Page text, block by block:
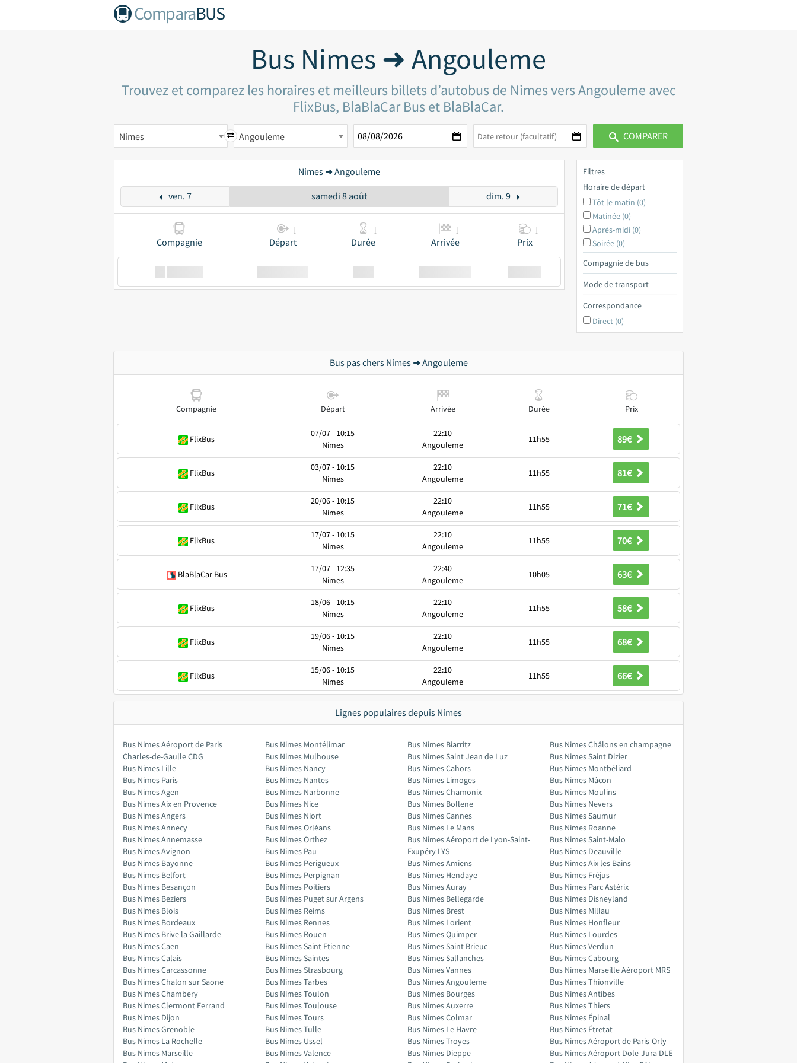
ComparaBUS
Bus Nimes ➜ Angouleme
Trouvez et comparez les horaires et meilleurs billets d’autobus de Nimes vers Angouleme avec
FlixBus, BlaBlaCar Bus et BlaBlaCar.
Nimes Angouleme COMPARER
Nimes ➜ Angouleme
ven. 7 samedi 8 août dim. 9
Compagnie Départ Durée Arrivée Prix
Filtres
Horaire de départ
Tôt le matin (0)
Matinée (0)
Après-midi (0)
Soirée (0)
Compagnie de bus
Mode de transport
Correspondance
Direct (0)
Bus pas chers Nimes ➜ Angouleme
Compagnie Départ Arrivée Durée Prix
FlixBus
07/07 - 10:15
Nimes
22:10
Angouleme
11h55 89€
FlixBus
03/07 - 10:15
Nimes
22:10
Angouleme
11h55 81€
FlixBus
20/06 - 10:15
Nimes
22:10
Angouleme
11h55 71€
FlixBus
17/07 - 10:15
Nimes
22:10
Angouleme
11h55 70€
BlaBlaCar Bus
17/07 - 12:35
Nimes
22:40
Angouleme
10h05 63€
FlixBus
18/06 - 10:15
Nimes
22:10
Angouleme
11h55 58€
FlixBus
19/06 - 10:15
Nimes
22:10
Angouleme
11h55 68€
FlixBus
15/06 - 10:15
Nimes
22:10
Angouleme
11h55 66€
Lignes populaires depuis Nimes
Bus Nimes Aéroport de Paris
Charles-de-Gaulle CDG
Bus Nimes Lille
Bus Nimes Paris
Bus Nimes Agen
Bus Nimes Aix en Provence
Bus Nimes Angers
Bus Nimes Annecy
Bus Nimes Annemasse
Bus Nimes Avignon
Bus Nimes Bayonne
Bus Nimes Belfort
Bus Nimes Besançon
Bus Nimes Beziers
Bus Nimes Blois
Bus Nimes Bordeaux
Bus Nimes Brive la Gaillarde
Bus Nimes Caen
Bus Nimes Calais
Bus Nimes Carcassonne
Bus Nimes Chalon sur Saone
Bus Nimes Chambery
Bus Nimes Clermont Ferrand
Bus Nimes Dijon
Bus Nimes Grenoble
Bus Nimes La Rochelle
Bus Nimes Marseille
Bus Nimes Montélimar
Bus Nimes Mulhouse
Bus Nimes Nancy
Bus Nimes Nantes
Bus Nimes Narbonne
Bus Nimes Nice
Bus Nimes Niort
Bus Nimes Orléans
Bus Nimes Orthez
Bus Nimes Pau
Bus Nimes Perigueux
Bus Nimes Perpignan
Bus Nimes Poitiers
Bus Nimes Puget sur Argens
Bus Nimes Reims
Bus Nimes Rennes
Bus Nimes Rouen
Bus Nimes Saint Etienne
Bus Nimes Saintes
Bus Nimes Strasbourg
Bus Nimes Tarbes
Bus Nimes Toulon
Bus Nimes Toulouse
Bus Nimes Tours
Bus Nimes Tulle
Bus Nimes Ussel
Bus Nimes Valence
Bus Nimes Biarritz
Bus Nimes Saint Jean de Luz
Bus Nimes Cahors
Bus Nimes Limoges
Bus Nimes Chamonix
Bus Nimes Bollene
Bus Nimes Cannes
Bus Nimes Le Mans
Bus Nimes Aéroport de Lyon-Saint-
Exupéry LYS
Bus Nimes Amiens
Bus Nimes Hendaye
Bus Nimes Auray
Bus Nimes Bellegarde
Bus Nimes Brest
Bus Nimes Lorient
Bus Nimes Quimper
Bus Nimes Saint Brieuc
Bus Nimes Sallanches
Bus Nimes Vannes
Bus Nimes Angouleme
Bus Nimes Bourges
Bus Nimes Auxerre
Bus Nimes Colmar
Bus Nimes Le Havre
Bus Nimes Troyes
Bus Nimes Dieppe
Bus Nimes Châlons en champagne
Bus Nimes Saint Dizier
Bus Nimes Montbéliard
Bus Nimes Mâcon
Bus Nimes Moulins
Bus Nimes Nevers
Bus Nimes Saumur
Bus Nimes Roanne
Bus Nimes Saint-Malo
Bus Nimes Deauville
Bus Nimes Aix les Bains
Bus Nimes Fréjus
Bus Nimes Parc Astérix
Bus Nimes Disneyland
Bus Nimes Millau
Bus Nimes Honfleur
Bus Nimes Lourdes
Bus Nimes Verdun
Bus Nimes Cabourg
Bus Nimes Marseille Aéroport MRS
Bus Nimes Thionville
Bus Nimes Antibes
Bus Nimes Thiers
Bus Nimes Épinal
Bus Nimes Étretat
Bus Nimes Aéroport de Paris-Orly
Bus Nimes Aéroport Dole-Jura DLE